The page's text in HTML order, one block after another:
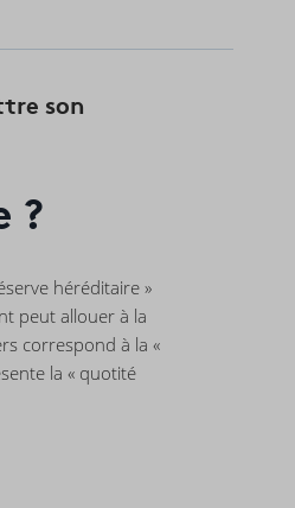
son
?
héréditaire »
peut allouer à la
correspond à la «
la « quotité